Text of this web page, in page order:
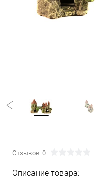
Отзывов: 0
Описание товара: